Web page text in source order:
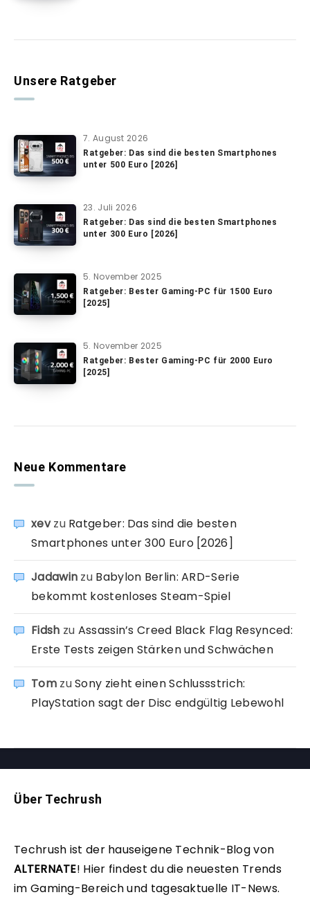
Unsere Ratgeber
7. August 2026
Ratgeber: Das sind die besten Smartphones
unter 500 Euro [2026]
23. Juli 2026
Ratgeber: Das sind die besten Smartphones
unter 300 Euro [2026]
5. November 2025
Ratgeber: Bester Gaming-PC für 1500 Euro
[2025]
5. November 2025
Ratgeber: Bester Gaming-PC für 2000 Euro
[2025]
Neue Kommentare
xevzu Ratgeber: Das sind die besten
Smartphones unter 300 Euro [2026]
Jadawin zu Babylon Berlin: ARD-Serie
bekommt kostenloses Steam-Spiel
Fidsh zu Assassin’s Creed Black Flag Resynced:
Erste Tests zeigen Stärken und Schwächen
TomzuSony zieht einen Schlussstrich:
PlayStation sagt der Disc endgültig Lebewohl
Über Techrush
Techrush ist der hauseigene Technik-Blog von
ALTERNATE! Hier findest du die neuesten Trends
im Gaming-Bereich und tagesaktuelle IT-News.